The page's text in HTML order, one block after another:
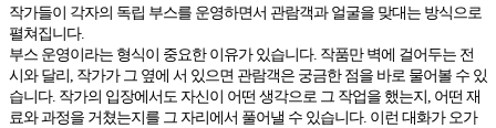
작가들이 각자의 독립 부스를 운영하면서 관람객과 얼굴을 맞대는 방식으로
펼쳐집니다.
부스 운영이라는 형식이 중요한 이유가 있습니다. 작품만 벽에 걸어두는 전
시와 달리, 작가가 그 옆에 서 있으면 관람객은 궁금한 점을 바로 물어볼 수 있
습니다. 작가의 입장에서도 자신이 어떤 생각으로 그 작업을 했는지, 어떤 재
료와 과정을 거쳤는지를 그 자리에서 풀어낼 수 있습니다. 이런 대화가 오가